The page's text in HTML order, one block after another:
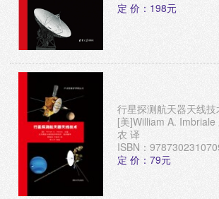
定 价：198元
行星探测航天器天线技
[美]William A. Imbriale 主编 李海涛 于益
农 译
ISBN：
定 价：79元